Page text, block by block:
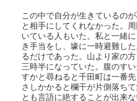
この中で自分が生きているの
と相手にしてくれなかった。
いている人もいた。私と一緒
き手当をし、壕に一時避難し
るだけであった。山より家の
三時半になっていた。腹のす
すかと尋ねると千田町は一番
さしかかると欄干が片側落ち
とも言語に絶することが出来